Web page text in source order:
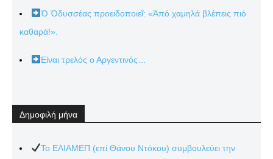
Ὁ Ὀδυσσέας προειδοποιεῖ: «Ἀπό χαμηλά βλέπεις πιό
καθαρά!».
Είναι τρελός ο Αργεντινός…
Δημοφιλή μήνα
Το ΕΛΙΑΜΕΠ (επί Θάνου Ντόκου) συμβουλεύει την